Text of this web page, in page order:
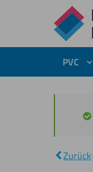
Direkt
zum
PVC
Zurück